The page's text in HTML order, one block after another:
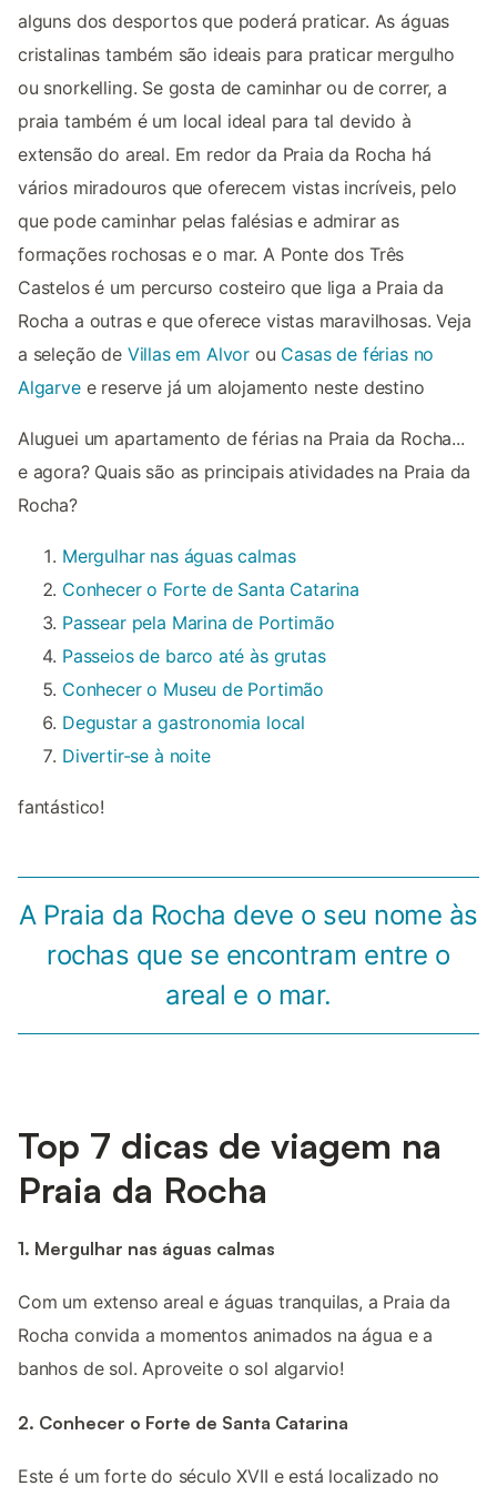
alguns dos desportos que poderá praticar. As águas
cristalinas também são ideais para praticar mergulho
ou snorkelling. Se gosta de caminhar ou de correr, a
praia também é um local ideal para tal devido à
extensão do areal. Em redor da Praia da Rocha há
vários miradouros que oferecem vistas incríveis, pelo
que pode caminhar pelas falésias e admirar as
formações rochosas e o mar. A Ponte dos Três
Castelos é um percurso costeiro que liga a Praia da
Rocha a outras e que oferece vistas maravilhosas. Veja
a seleção de Villas em Alvor ou Casas de férias no
Algarvee reserve já um alojamento neste destino
Aluguei um apartamento de férias na Praia da Rocha...
e agora? Quais são as principais atividades na Praia da
Rocha?
Mergulhar nas águas calmas
Conhecer o Forte de Santa Catarina
Passear pela Marina de Portimão
Passeios de barco até às grutas
Conhecer o Museu de Portimão
Degustar a gastronomia local
Divertir-se à noite
fantástico!
A Praia da Rocha deve o seu nome às
rochas que se encontram entre o
areal e o mar.
Top 7 dicas de viagem na
Praia da Rocha
1. Mergulhar nas águas calmas
Com um extenso areal e águas tranquilas, a Praia da
Rocha convida a momentos animados na água e a
banhos de sol. Aproveite o sol algarvio!
2. Conhecer o Forte de Santa Catarina
Este é um forte do século XVII e está localizado no